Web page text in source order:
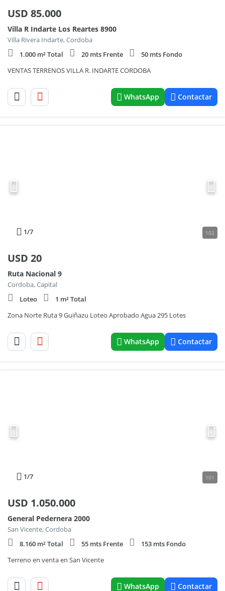
USD 85.000
Villa R Indarte Los Reartes 8900
Villa Rivera Indarte, Cordoba
1.000 m² Total
20 mts Frente
50 mts Fondo
VENTAS TERRENOS VILLA R. INDARTE CORDOBA
WhatsApp Contactar
1/7 102
USD 20
Ruta Nacional 9
Cordoba, Capital
Loteo
1 m² Total
Zona Norte Ruta 9 Guiñazu Loteo Aprobado Agua 295 Lotes
WhatsApp Contactar
1/7 101
USD 1.050.000
General Pedernera 2000
San Vicente, Cordoba
8.160 m² Total
55 mts Frente
153 mts Fondo
Terreno en venta en San Vicente
WhatsApp Contactar